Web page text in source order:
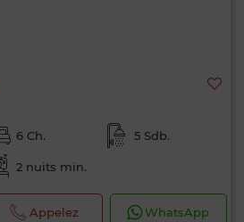
6 Ch. 5 Sdb.
2 nuits min.
Appelez WhatsApp